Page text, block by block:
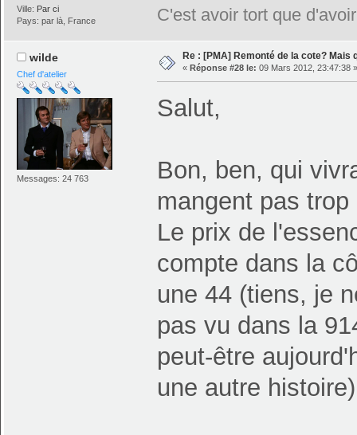
Ville: Par ci
Pays: par là, France
C'est avoir tort que
wilde
Chef d'atelier
Messages: 24 763
Re : [PMA] Remonté de la cote? Mais
« Réponse #28 le: 09 Mars 2012, 23:47:38 »
Salut,
Bon, ben, qui
mangent pas
Le prix de
compte dans la
une 44 (tiens, je
pas vu dans la
peut-être
une autre